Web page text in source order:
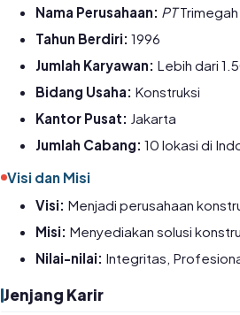
Nama Perusahaan: PT
Tahun Berdiri: 1996
Jumlah Karyawan: Lebih dari
Bidang Usaha: Konstruksi
Kantor Pusat: Jakarta
Jumlah Cabang: 10 lokasi di
Visi dan Misi
Visi: Menjadi perusahaan
Misi: Menyediakan solusi
Nilai-nilai: Integritas,
Jenjang Karir